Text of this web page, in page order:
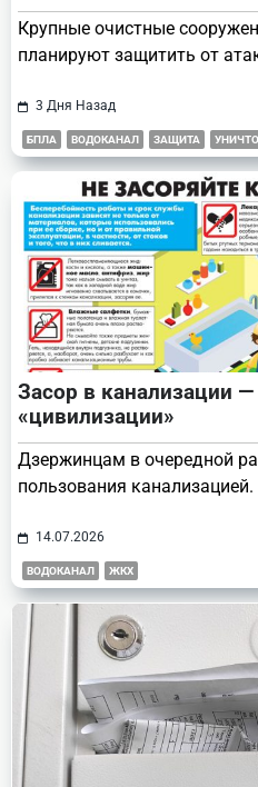
Крупные очистные
планируют защитить от
3 Дня Назад
БПЛА ВОДОКАНАЛ ЗАЩИТА
Засор в канализации
«цивилизации»
Дзержинцам в очередной
пользования канализацией.
14.07.2026
ВОДОКАНАЛ ЖКХ